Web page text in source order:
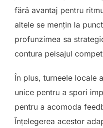
fără avantaj pentru
altele se mențin la
profunzimea sa
contura peisajul
În plus, turneele locale
unice pentru a spori
pentru a acomoda
Înțelegerea acestor